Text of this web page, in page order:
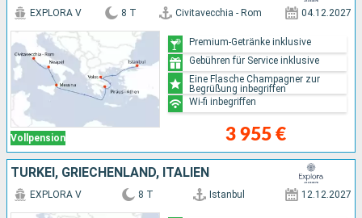
Vollpension
EXPLORA V 8 T Civitavecchia - Rom 04.12.2027
3 955 €
Premium-Getränke inklusive
Gebühren für Service inklusive
Eine Flasche Champagner zur
Begrüßung inbegriffen
Wi-fi inbegriffen
TÜRKEI, GRIECHENLAND, ITALIEN
EXPLORA V 8 T Istanbul 12.12.2027